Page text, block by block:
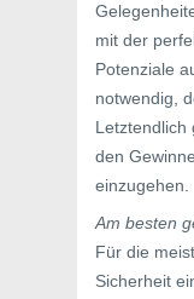
mit der
Potenziale
notwendig,
Letztendlich
den
einzugehen.
Am besten
Für die
Sicherheit